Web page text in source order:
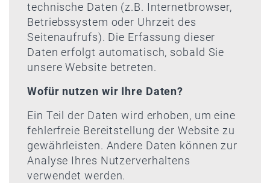
technische Daten (z.B. Internetbrowser,
Betriebssystem oder Uhrzeit des
Seitenaufrufs). Die Erfassung dieser
Daten erfolgt automatisch, sobald Sie
unsere Website betreten.
Wofür nutzen wir Ihre Daten?
Ein Teil der Daten wird erhoben, um eine
fehlerfreie Bereitstellung der Website zu
gewährleisten. Andere Daten können zur
Analyse Ihres Nutzerverhaltens
verwendet werden.